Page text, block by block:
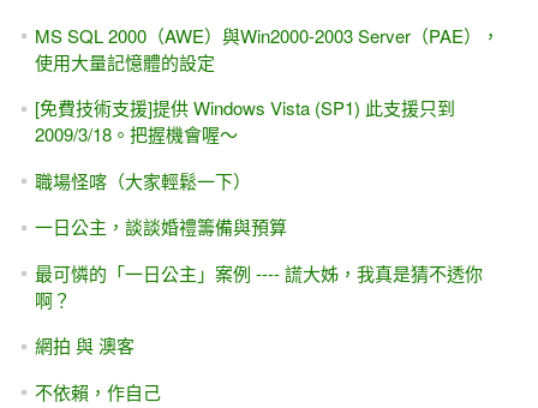
MS SQL 2000（AWE）與Win2000-2003 Server（PAE），
使用大量記憶體的設定
[免費技術支援]提供 Windows Vista (SP1) 此支援只到
2009/3/18。把握機會喔～
職場怪喀（大家輕鬆一下）
一日公主，談談婚禮籌備與預算
最可憐的「一日公主」案例 ---- 謊大姊，我真是猜不透你
啊？
網拍 與 澳客
不依賴，作自己